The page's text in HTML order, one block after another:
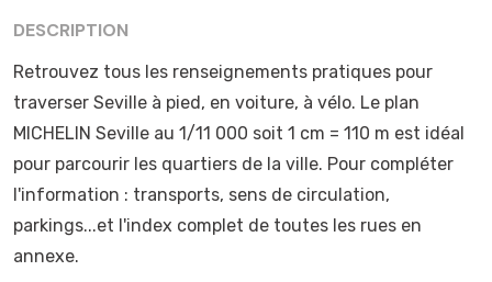
DESCRIPTION
Retrouvez tous les renseignements pratiques pour
traverser Seville à pied, en voiture, à vélo. Le plan
MICHELIN Seville au 1/11 000 soit 1 cm = 110 m est idéal
pour parcourir les quartiers de la ville. Pour compléter
l'information : transports, sens de circulation,
parkings...et l'index complet de toutes les rues en
annexe.